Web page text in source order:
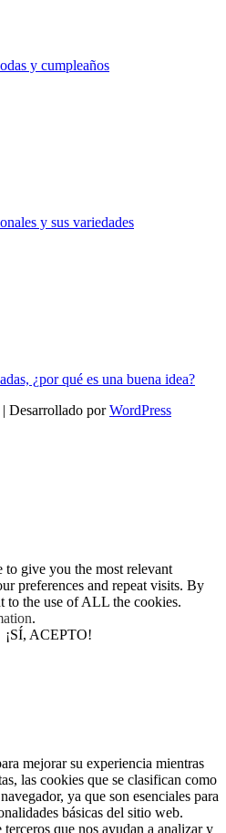
y cumpleaños
y sus variedades
¿por qué es una buena idea?
| Desarrollado porWordPress
to give you the most relevant
preferences and repeat visits. By
to the use of ALL the cookies.
.
¡SÍ, ACEPTO!
mejorar su experiencia mientras
las cookies que se clasifican como
ya que son esenciales para
básicas del sitio web.
que nos ayudan a analizar y